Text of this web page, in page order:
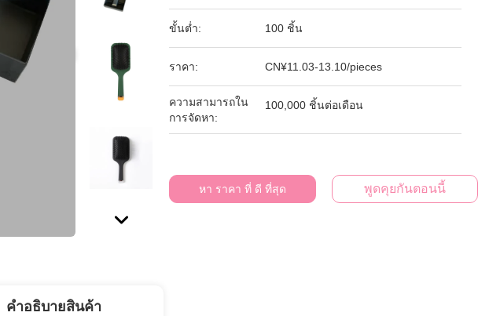
ขั้นต่ำ: 100 ชิ้น
ราคา: CN¥11.03-13.10/pieces
ความสามารถใน
การจัดหา:
100,000 ชิ้นต่อเดือน
หา ราคา ที่ ดี ที่สุด พูดคุยกันตอนนี้
คําอธิบายสินค้า